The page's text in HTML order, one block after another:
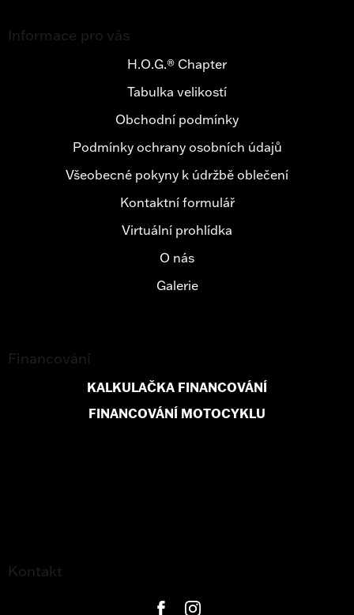
Kontakt
Informace pro vás
H.O.G.® Chapter
Tabulka velikostí
Obchodní podmínky
Podmínky ochrany osobních údajů
Všeobecné pokyny k údržbě oblečení
Kontaktní formulář
Virtuální prohlídka
O nás
Galerie
Financování
KALKULAČKA FINANCOVÁNÍ
FINANCOVÁNÍ MOTOCYKLU